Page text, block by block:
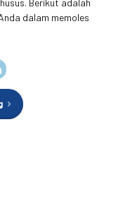
Berikut adalah
dalam memoles